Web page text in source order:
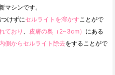
マシンです。
けずにセルライトを溶かすことがで
ており 、 皮膚の奥（2~3cm） にある
内側からセルライト除去をすることがで